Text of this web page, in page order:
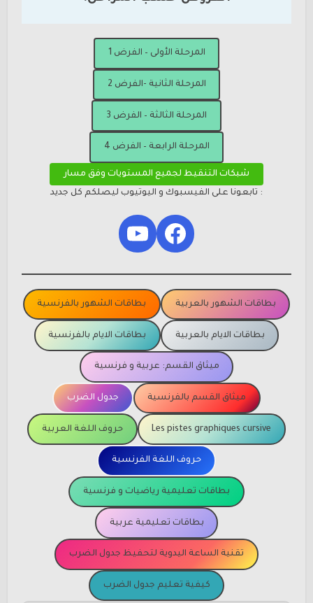
المرحلة الأولى – الفرض 1
المرحلة الثانية -الفرض 2
المرحلة الثالثة – الفرض 3
المرحلة الرابعة – الفرض 4
شبكات التنقيط لجميع المستويات وفق مسار
: تابعونا على الفيسبوك و اليوتيوب ليصلكم كل جديد
Facebook
YouTube
بطاقات الشهور بالعربية بطاقات الشهور بالفرنسية
بطاقات الايام بالعربية بطاقات الايام بالفرنسية
ميثاق القسم: عربية و فرنسية
ميثاق القسم بالفرنسية جدول الضرب
Les pistes graphiques cursive حروف اللغة العربية
حروف اللغة الفرنسية
بطاقات تعليمية رياضيات و فرنسية
بطاقات تعليمية عربية
تقنية الساعة اليدوية لتحفيظ جدول الضرب
كيفية تعليم جدول الضرب